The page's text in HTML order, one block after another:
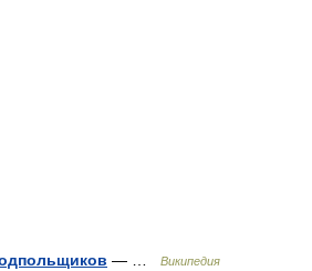
— … Википедия